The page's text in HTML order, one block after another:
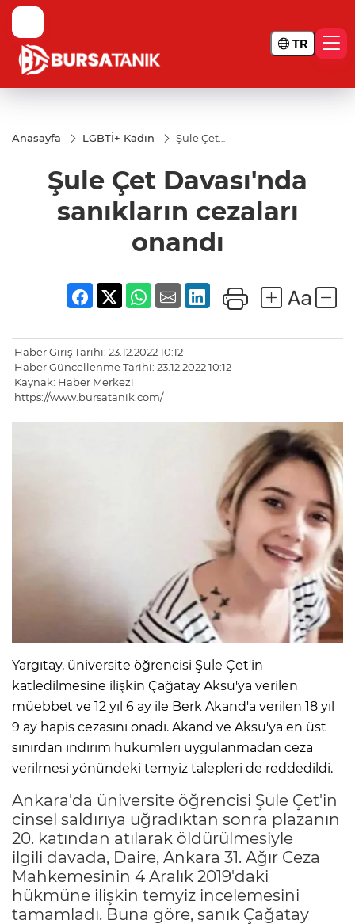
TR
Anasayfa LGBTİ+ Kadın
Şule Çet
cezaları
onandı
Şule Çet Davası'nda
sanıkların cezaları
onandı
Haber Giriş Tarihi: 23.12.2022 10:12
Haber Güncellenme Tarihi: 23.12.2022 10:12
Kaynak: Haber Merkezi
https://www.bursatanik.com/
Yargıtay, üniversite öğrencisi Şule Çet'in
katledilmesine ilişkin Çağatay Aksu'ya verilen
müebbet ve 12 yıl 6 ay ile Berk Akand'a verilen 18 yıl
9 ay hapis cezasını onadı. Akand ve Aksu'ya en üst
sınırdan indirim hükümleri uygulanmadan ceza
verilmesi yönündeki temyiz talepleri de reddedildi.
Ankara'da üniversite öğrencisi Şule Çet'in
cinsel saldırıya uğradıktan sonra plazanın
20. katından atılarak öldürülmesiyle
ilgili davada, Daire, Ankara 31. Ağır Ceza
Mahkemesinin 4 Aralık 2019'daki
hükmüne ilişkin temyiz incelemesini
tamamladı. Buna göre, sanık Çağatay